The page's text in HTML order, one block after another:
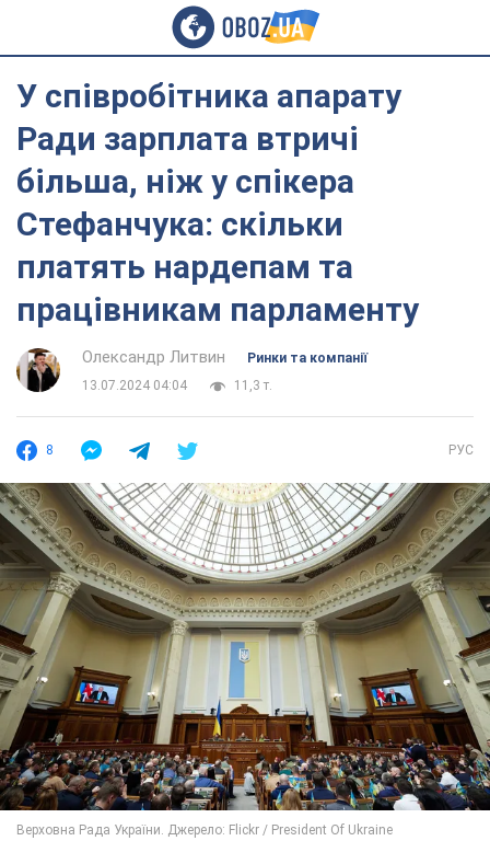
У співробітника апарату
Ради зарплата втричі
більша, ніж у спікера
Стефанчука: скільки
платять нардепам та
працівникам парламенту
Олександр Литвин
Ринки та компанії
13.07.2024 04:04
11,3 т.
8 РУС